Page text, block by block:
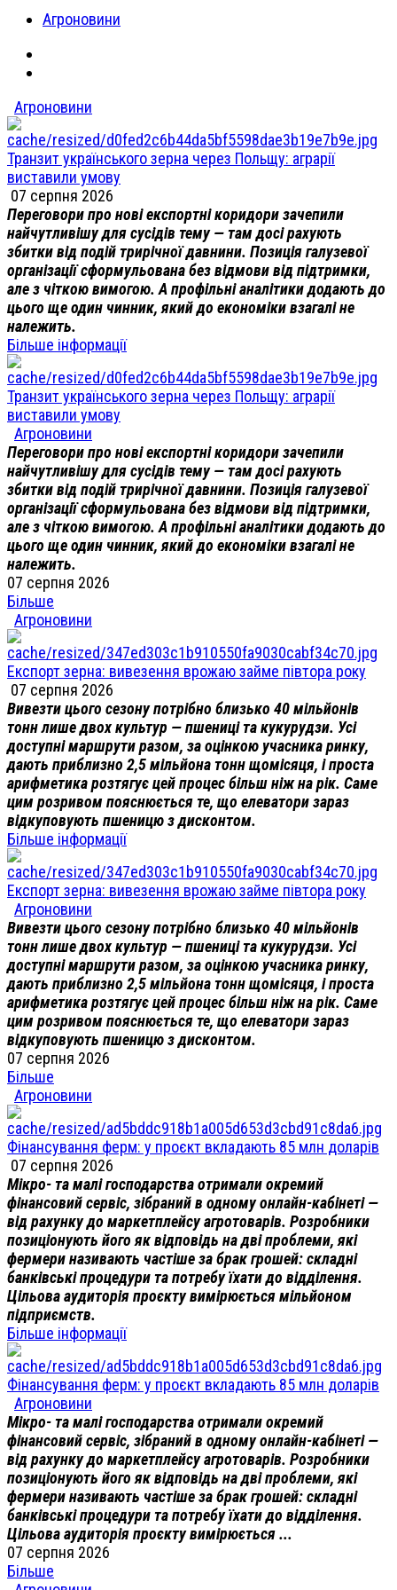
Агроновини
Агроновини
Транзит українського зерна через Польщу: аграрії
виставили умову
07 серпня 2026
Переговори про нові експортні коридори зачепили
найчутливішу для сусідів тему — там досі рахують
збитки від подій трирічної давнини. Позиція галузевої
організації сформульована без відмови від підтримки,
але з чіткою вимогою. А профільні аналітики додають до
цього ще один чинник, який до економіки взагалі не
належить.
Більше інформації
Транзит українського зерна через Польщу: аграрії
виставили умову
Агроновини
Переговори про нові експортні коридори зачепили
найчутливішу для сусідів тему — там досі рахують
збитки від подій трирічної давнини. Позиція галузевої
організації сформульована без відмови від підтримки,
але з чіткою вимогою. А профільні аналітики додають до
цього ще один чинник, який до економіки взагалі не
належить.
07 серпня 2026
Більше
Агроновини
Експорт зерна: вивезення врожаю займе півтора року
07 серпня 2026
Вивезти цього сезону потрібно близько 40 мільйонів
тонн лише двох культур — пшениці та кукурудзи. Усі
доступні маршрути разом, за оцінкою учасника ринку,
дають приблизно 2,5 мільйона тонн щомісяця, і проста
арифметика розтягує цей процес більш ніж на рік. Саме
цим розривом пояснюється те, що елеватори зараз
відкуповують пшеницю з дисконтом.
Більше інформації
Експорт зерна: вивезення врожаю займе півтора року
Агроновини
Вивезти цього сезону потрібно близько 40 мільйонів
тонн лише двох культур — пшениці та кукурудзи. Усі
доступні маршрути разом, за оцінкою учасника ринку,
дають приблизно 2,5 мільйона тонн щомісяця, і проста
арифметика розтягує цей процес більш ніж на рік. Саме
цим розривом пояснюється те, що елеватори зараз
відкуповують пшеницю з дисконтом.
07 серпня 2026
Більше
Агроновини
Фінансування ферм: у проєкт вкладають 85 млн доларів
07 серпня 2026
Мікро- та малі господарства отримали окремий
фінансовий сервіс, зібраний в одному онлайн-кабінеті —
від рахунку до маркетплейсу агротоварів. Розробники
позиціонують його як відповідь на дві проблеми, які
фермери називають частіше за брак грошей: складні
банківські процедури та потребу їхати до відділення.
Цільова аудиторія проєкту вимірюється мільйоном
підприємств.
Більше інформації
Фінансування ферм: у проєкт вкладають 85 млн доларів
Агроновини
Мікро- та малі господарства отримали окремий
фінансовий сервіс, зібраний в одному онлайн-кабінеті —
від рахунку до маркетплейсу агротоварів. Розробники
позиціонують його як відповідь на дві проблеми, які
фермери називають частіше за брак грошей: складні
банківські процедури та потребу їхати до відділення.
Цільова аудиторія проєкту вимірюється ...
07 серпня 2026
Більше